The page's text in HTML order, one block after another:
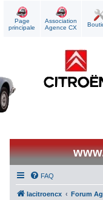
Page
principale
Association
Agence CX
FAQ
lacitroencx Forum